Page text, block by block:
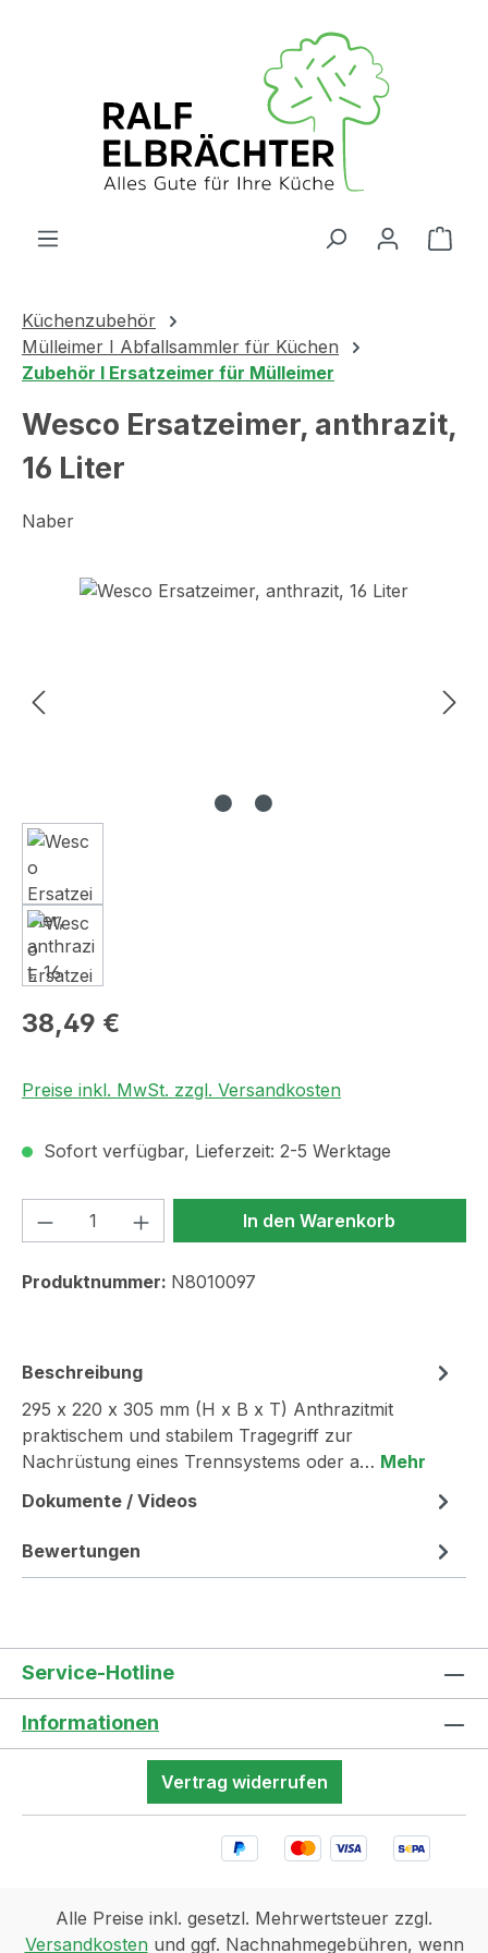
Küchenzubehör
Mülleimer I Abfallsammler für Küchen
Zubehör I Ersatzeimer für Mülleimer
Wesco Ersatzeimer, anthrazit,
16 Liter
Naber
Bildergalerie überspringen
Regulärer Preis:
38,49 €
Preise inkl. MwSt. zzgl. Versandkosten
Sofort verfügbar, Lieferzeit: 2-5 Werktage
Produkt Anzahl: Gib denIn den Warenkorb
Produktnummer: N8010097
Beschreibung
295 x 220 x 305 mm (H x B x T) Anthrazitmit
praktischem und stabilem Tragegriff zur
Nachrüstung eines Trennsystems oder a… Mehr
Dokumente / Videos
Bewertungen
Service-Hotline
Informationen
Vertrag widerrufen
Alle Preise inkl. gesetzl. Mehrwertsteuer zzgl.
Versandkostenund ggf. Nachnahmegebühren, wenn